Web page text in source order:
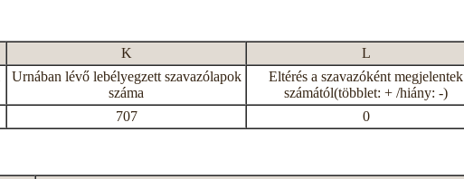
K L
Urnában lévő lebélyegzett szavazólapok
száma
Eltérés a szavazóként megjelentek
számától(többlet: + /hiány: -)
707 0